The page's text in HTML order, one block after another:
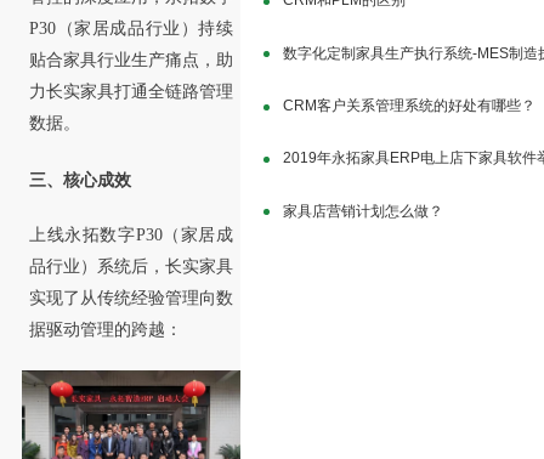
P30（家居成品行业）持续
贴合家具行业生产痛点，助
力长实家具打通全链路管理
数据。
三、核心成效
上线永拓数字P30（家居成
品行业）系统后，长实家具
实现了从传统经验管理向数
据驱动管理的跨越：
数字化定制家具生产执行系统-MES制
CRM客户关系管理系统的好处有哪些？
2019年永拓家具ERP电上店下家具软件
家具店营销计划怎么做？